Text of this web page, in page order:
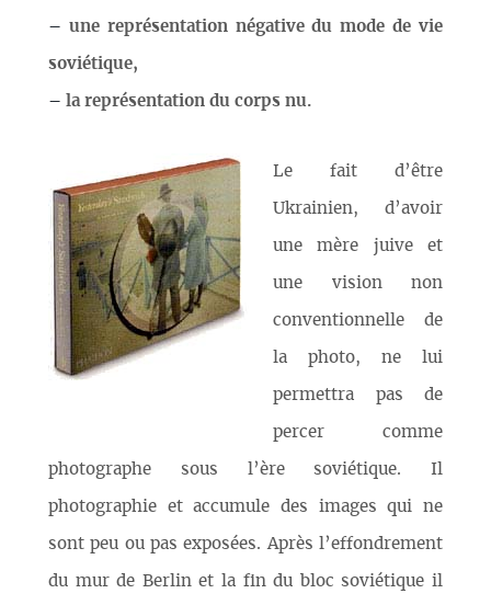
– une représentation négative du mode de vie
soviétique,
– la représentation du corps nu.
Le fait d’être
Ukrainien, d’avoir
une mère juive et
une vision non
conventionnelle de
la photo, ne lui
permettra pas de
percer comme
photographe sous l’ère soviétique. Il
photographie et accumule des images qui ne
sont peu ou pas exposées. Après l’effondrement
du mur de Berlin et la fin du bloc soviétique il